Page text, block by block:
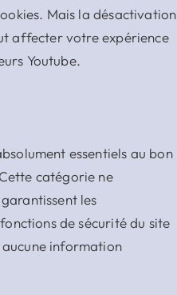
Mais la désactivation
affecter votre expérience
Youtube.
essentiels au bon
catégorie ne
les
de sécurité du site
aucune information